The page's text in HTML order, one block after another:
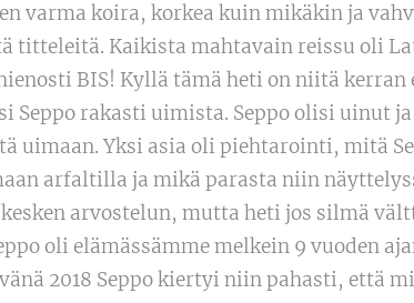
varma koira, korkea kuin mikäkin ja
Kaikista mahtavain reissu oli
BIS! Kyllä tämä heti on niitä kerran
Seppo rakasti uimista. Seppo olisi uinut
uimaan. Yksi asia oli piehtarointi, mitä
arfaltilla ja mikä parasta niin
arvostelun, mutta heti jos silmä
oli elämässämme melkein 9 vuoden
2018 Seppo kiertyi niin pahasti, että